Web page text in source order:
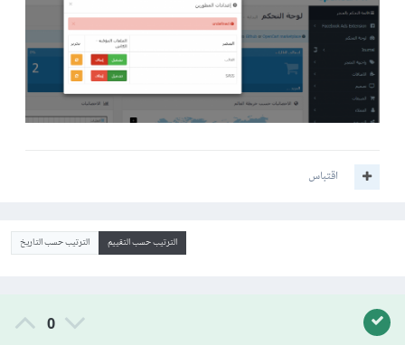
اقتباس
الترتيب حسب التقييم الترتيب حسب التاريخ
0